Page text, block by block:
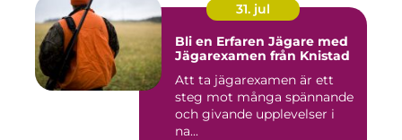
31. jul
Bli en Erfaren Jägare med
Jägarexamen från Knistad
Att ta jägarexamen är ett
steg mot många spännande
och givande upplevelser i
na...